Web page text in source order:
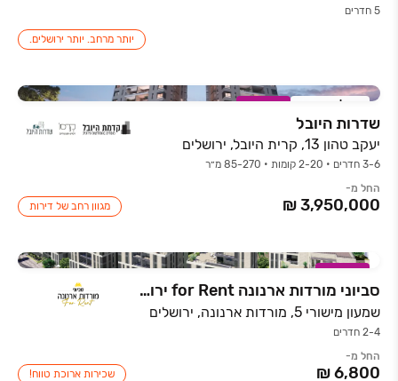
5 חדרים
יותר מרחב. יותר ירושלים.
אכלוס קרוב במבצע
שדרות היובל
יעקב טהון 13, קרית היובל, ירושלים
3-6 חדרים • 2-20 קומות • 85-270 מ״ר
החל מ-
מגוון רחב של דירות
במבצע
סביוני מורדות ארנונה for Rent ירושלים
שמעון מישורי 5, מורדות ארנונה, ירושלים
2-4 חדרים
החל מ-
שכירות ארוכת טווח!